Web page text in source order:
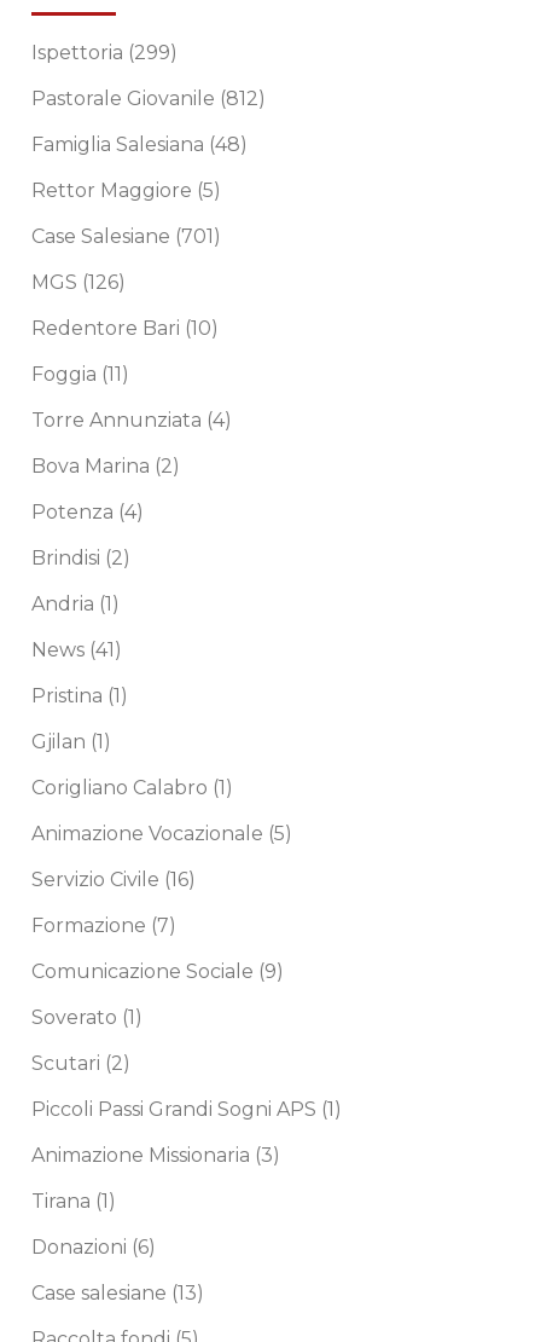
Ispettoria (299)
Pastorale Giovanile (812)
Famiglia Salesiana (48)
Rettor Maggiore (5)
Case Salesiane (701)
MGS (126)
Redentore Bari (10)
Foggia (11)
Torre Annunziata (4)
Bova Marina (2)
Potenza (4)
Brindisi (2)
Andria (1)
News (41)
Pristina (1)
Gjilan (1)
Corigliano Calabro (1)
Animazione Vocazionale (5)
Servizio Civile (16)
Formazione (7)
Comunicazione Sociale (9)
Soverato (1)
Scutari (2)
Piccoli Passi Grandi Sogni APS (1)
Animazione Missionaria (3)
Tirana (1)
Donazioni (6)
Case salesiane (13)